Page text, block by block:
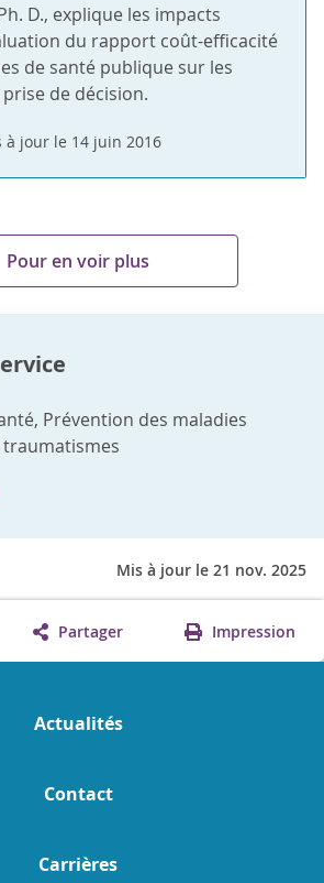
D., explique les impacts
du rapport coût-efficacité
de santé publique sur les
de décision.
à jour le 14 juin 2016
Pour en voir plus
Prévention des maladies
Mis à jour le 21 nov. 2025
Partager Impression
Actualités
Contact
Carrières